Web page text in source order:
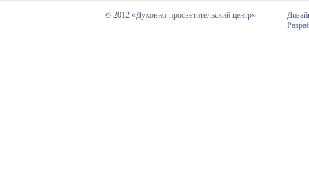
© 2012 «Духовно-просветительский центр»